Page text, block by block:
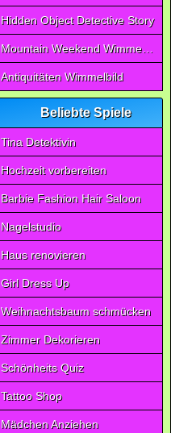
Hidden Object Detective Story
Mountain Weekend Wimmelbild
Antiquitäten Wimmelbild
Beliebte Spiele
Tina Detektivin
Hochzeit vorbereiten
Barbie Fashion Hair Saloon
Nagelstudio
Haus renovieren
Girl Dress Up
Weihnachtsbaum schmücken
Zimmer Dekorieren
Schönheits Quiz
Tattoo Shop
Mädchen Anziehen